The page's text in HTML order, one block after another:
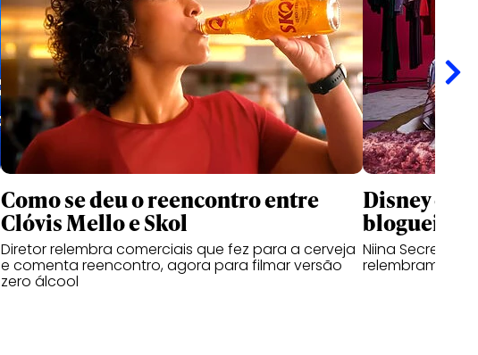
Como se deu o reencontro entre
Clóvis Mello e Skol
Diretor relembra comerciais que fez para a cerveja
e comenta reencontro, agora para filmar versão
zero álcool
Disney
blogueiras
Niina Secrets,
relembram